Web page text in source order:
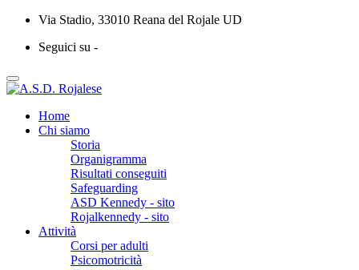
Via Stadio, 33010 Reana del Rojale UD
Seguici su -
Home
Chi siamo
Storia
Organigramma
Risultati conseguiti
Safeguarding
ASD Kennedy - sito
Rojalkennedy - sito
Attività
Corsi per adulti
Psicomotricità